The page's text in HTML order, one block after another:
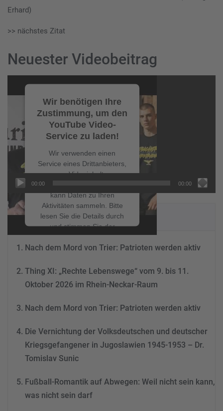
Erhard)
>> nächstes Zitat
Neuester Videobeitrag
Player
Wir benötigen Ihre
Zustimmung, um den
YouTube Video-
Service zu laden!
Wir verwenden einen
Service eines Drittanbieters,
um Videoinhalte
einzubetten. Dieser Service
kann Daten zu Ihren
Aktivitäten sammeln. Bitte
lesen Sie die Details durch
und stimmen Sie der
Nutzung des Service zu, um
dieses Video anzusehen.
Mehr Informationen
Consent Management
&
00:00 00:00
NEUESTE BEITRÄGE
Nach dem Mord von Trier: Patrioten werden aktiv
Thing XI: „Rechte Lebenswege“ vom 9. bis 11.
Oktober 2026 im Rhein-Neckar-Raum
Nach dem Mord von Trier: Patrioten werden aktiv
Die Vernichtung der Volksdeutschen und deutscher
Kriegsgefangener in Jugoslawien 1945-1953 – Dr.
Tomislav Sunic
Fußball-Romantik auf Abwegen: Weil nicht sein kann,
was nicht sein darf